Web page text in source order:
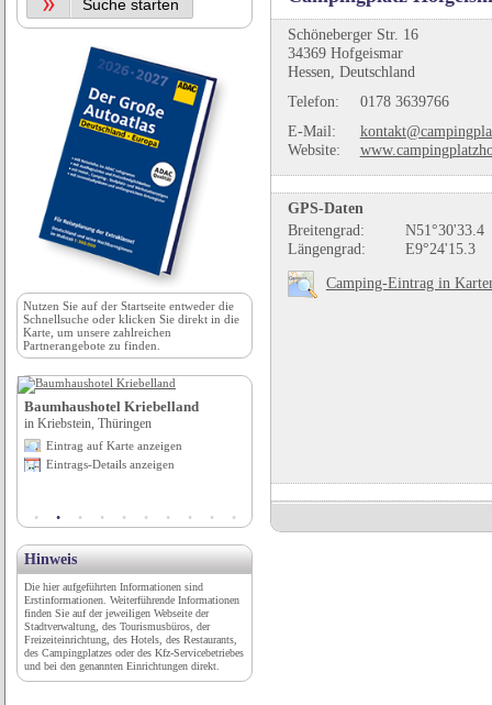
Schöneberger Str. 16
34369 Hofgeismar
Hessen, Deutschland
Telefon:
0178 3639766
E-Mail:
Website:
GPS-Daten
Breitengrad:
N51°30'33.4
Längengrad:
E9°24'15.3
Camping-Eintrag in
Nutzen Sie auf der Startseite entweder die
Schnellsuche oder klicken Sie direkt in die
Karte, um unsere zahlreichen
Partnerangebote zu finden.
Baumhaushotel Kriebelland
in Kriebstein, Thüringen
Eintrag auf Karte anzeigen
Eintrags-Details anzeigen
Hinweis
Die hier aufgeführten Informationen sind
Erstinformationen. Weiterführende Informationen
finden Sie auf der jeweiligen Webseite der
Stadtverwaltung, des Tourismusbüros, der
Freizeiteinrichtung, des Hotels, des Restaurants,
des Campingplatzes oder des Kfz-Servicebetriebes
und bei den genannten Einrichtungen direkt.